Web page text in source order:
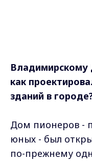
Владимирскому
как
зданий в
Дом пионеров -
юных - был
по-прежнему